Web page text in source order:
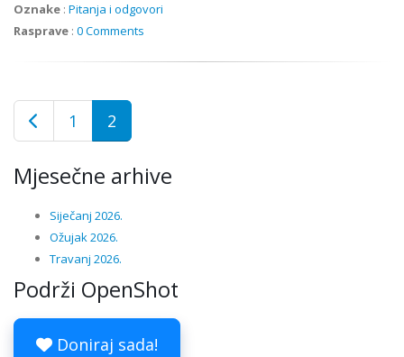
Oznake : Pitanja i odgovori
Rasprave : 0 Comments
1 2
Mjesečne arhive
Siječanj 2026.
Ožujak 2026.
Travanj 2026.
Podrži OpenShot
Doniraj sada!